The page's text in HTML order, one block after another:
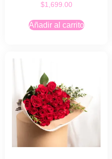
$1,699.00
Añadir al carrito